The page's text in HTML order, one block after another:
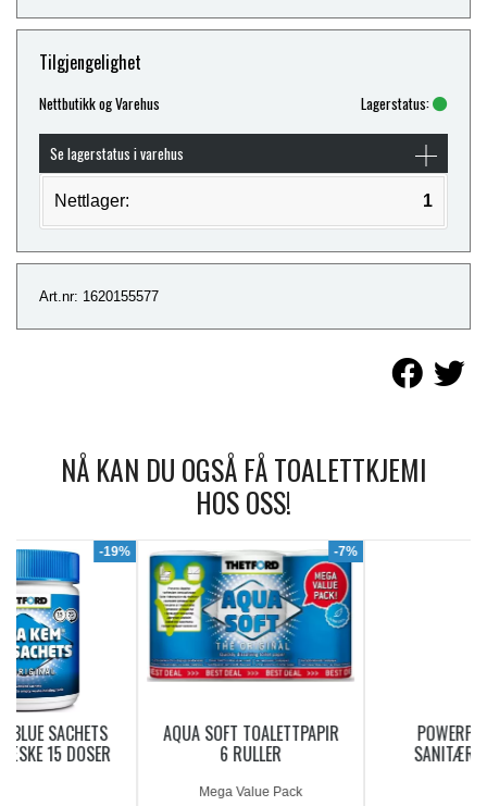
Tilgjengelighet
Nettbutikk og Varehus Lagerstatus:
Se lagerstatus i varehus
Nettlager: 1
Art.nr: 1620155577
NÅ KAN DU OGSÅ FÅ TOALETTKJEMI
HOS OSS!
-7%
AQUA SOFT TOALETTPAPIR
6 RULLER
POWERPODS BLUE
SANITÆRVÆSKE 20